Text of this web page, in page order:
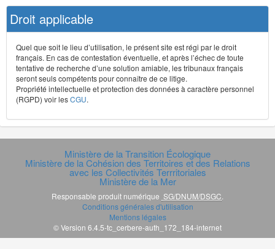
Droit applicable
Quel que soit le lieu d’utilisation, le présent site est régi par le droit
français. En cas de contestation éventuelle, et après l’échec de toute
tentative de recherche d’une solution amiable, les tribunaux français
seront seuls compétents pour connaître de ce litige.
Propriété intellectuelle et protection des données à caractère personnel
(RGPD) voir lesCGU.
Ministère de la Transition Écologique
Ministère de la Cohésion des Territoires et des Relations
avec les Collectivités Terrritoriales
Ministère de la Mer
Responsable produit numérique SG/DNUM/DSGC
Conditions générales d'utilisation
Mentions légales
© Version 6.4.5-tc_cerbere-auth_172_184-internet